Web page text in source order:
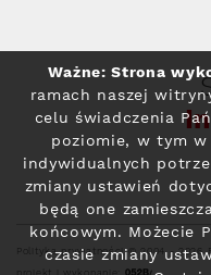
Polityka prywatności© 2004 - 2026
Ważne: Strona
ramach naszej
celu świadczenia
poziomie, w tym
indywidualnych
zmiany ustawień
będą one
końcowym. Możecie
czasie zmiany